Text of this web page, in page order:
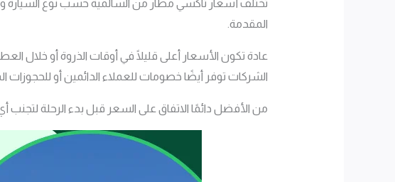
تختلف أسعار تاكسي مطار من السالمية حسب نوع السيارة
المقدمة.
عادة تكون الأسعار أعلى قليلًا في أوقات الذروة أو
الشركات توفر أيضًا خصومات للعملاء الدائمين أو للحجوزات
من الأفضل دائمًا الاتفاق على السعر قبل بدء الرحلة